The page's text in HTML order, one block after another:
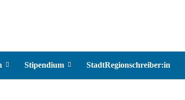
Stipendium StadtRegionschreiber:in